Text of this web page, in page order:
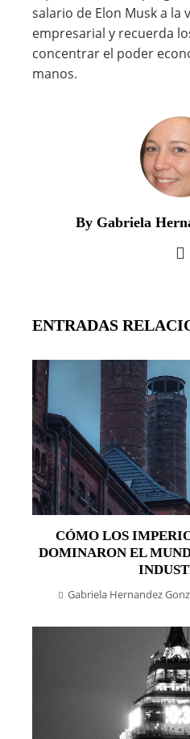
salario de Elon Musk a la
empresarial y recuerda
concentrar el poder
manos.
By Gabriela
ENTRADAS
CÓMO LOS
DOMINARON EL
Gabriela Hernandez